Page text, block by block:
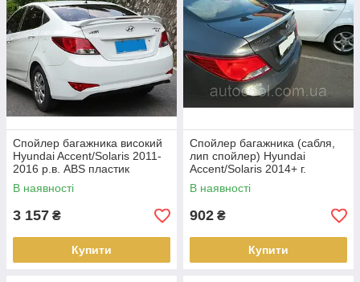
Спойлер багажника високий
Hyundai Accent/Solaris 2011-
2016 р.в. ABS пластик
В наявності
3 157 ₴
Купити
Спойлер багажника (сабля,
лип спойлер) Hyundai
Accent/Solaris 2014+ г.
Хюндай Акцент
В наявності
902 ₴
Купити